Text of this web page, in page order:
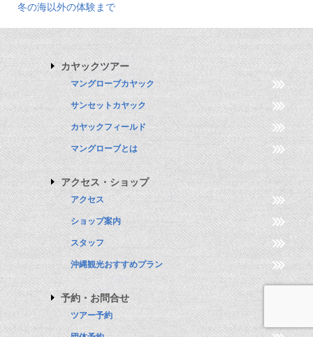
冬の海以外の体験まで
カヤックツアー
マングローブカヤック
サンセットカヤック
カヤックフィールド
マングローブとは
アクセス・ショップ
アクセス
ショップ案内
スタッフ
沖縄観光おすすめプラン
予約・お問合せ
ツアー予約